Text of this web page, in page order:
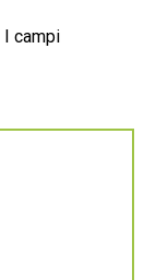
I campi